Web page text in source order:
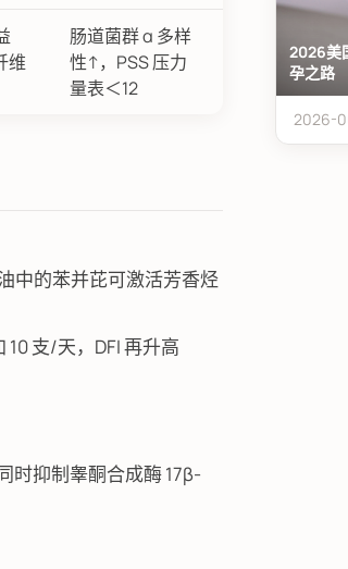
维
肠道菌群 α 多样
性↑，PSS 压力
量表＜12
中的苯并芘可激活芳香烃
10 支/天，DFI 再升高
时抑制睾酮合成酶 17β-
2026美
孕之路
2026-